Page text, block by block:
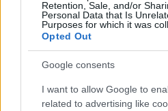
Retention, Sale, and/or
Personal Data that Is
Purposes for which it was
Opted Out
Google consents
I want to allow Google to
related to advertising like
Atletica leggera: gli italiani